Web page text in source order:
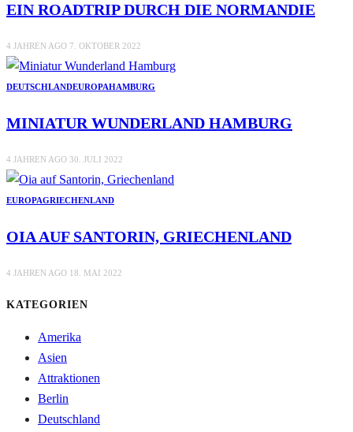
EIN ROADTRIP DURCH DIE NORMANDIE
4 JAHREN AGO 7. OKTOBER 2022
DEUTSCHLANDEUROPAHAMBURG
MINIATUR WUNDERLAND HAMBURG
4 JAHREN AGO 30. JULI 2022
EUROPAGRIECHENLAND
OIA AUF SANTORIN, GRIECHENLAND
4 JAHREN AGO 18. MAI 2022
KATEGORIEN
Amerika
Asien
Attraktionen
Berlin
Deutschland